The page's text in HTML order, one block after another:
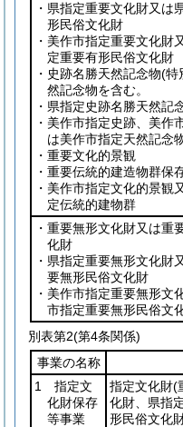
・県指定重要文化財又は
形民俗文化財
・美作市指定重要文化財
定重要有形民俗文化財
・史跡名勝天然記念物(
然記念物を含む。
・県指定史跡名勝天然記
・美作市指定史跡、美作
は美作市指定天然記念
・重要文化的景観
・重要伝統的建造物群保
・美作市指定文化的景観
定伝統的建物群
・重要無形文化財又は重
化財
・県指定重要無形文化財
要無形民俗文化財
・美作市指定重要無形文
市指定重要無形民俗文
別表第2(第4条関係)
事業の名称
1 指定文
化財保存
等事業
指定文化財(
化財、県指
形民俗文化